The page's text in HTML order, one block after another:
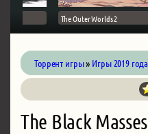
The Outer Worlds 2
Торрент игры» Игры 2019 года
The Black Masses